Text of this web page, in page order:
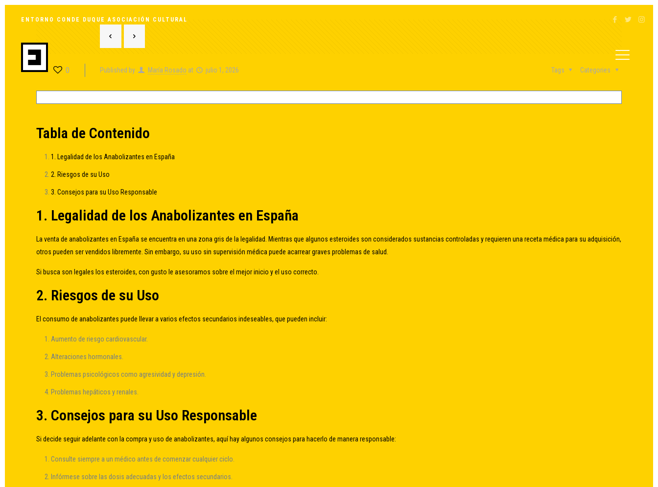
ENTORNO CONDE DUQUE ASOCIACIÓN CULTURAL
0 Published by María Rosado at julio 1, 2026 Categories
Tags
Tabla de Contenido
1. Legalidad de los Anabolizantes en España
2. Riesgos de su Uso
3. Consejos para su Uso Responsable
1. Legalidad de los Anabolizantes en España
La venta de anabolizantes en España se encuentra en una zona gris de la legalidad. Mientras que algunos esteroides son considerados sustancias controladas y requieren una receta médica para su adquisición,
otros pueden ser vendidos libremente. Sin embargo, su uso sin supervisión médica puede acarrear graves problemas de salud.
Si busca son legales los esteroides, con gusto le asesoramos sobre el mejor inicio y el uso correcto.
2. Riesgos de su Uso
El consumo de anabolizantes puede llevar a varios efectos secundarios indeseables, que pueden incluir:
Aumento de riesgo cardiovascular.
Alteraciones hormonales.
Problemas psicológicos como agresividad y depresión.
Problemas hepáticos y renales.
3. Consejos para su Uso Responsable
Si decide seguir adelante con la compra y uso de anabolizantes, aquí hay algunos consejos para hacerlo de manera responsable:
Consulte siempre a un médico antes de comenzar cualquier ciclo.
Infórmese sobre las dosis adecuadas y los efectos secundarios.